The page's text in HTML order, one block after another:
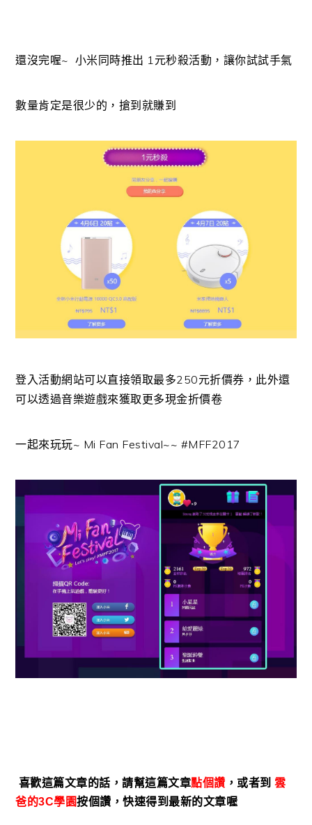
還沒完喔~ 小米同時推出 1元秒殺活動，讓你試試手氣
數量肯定是很少的，搶到就賺到
登入活動網站可以直接領取最多250元折價券，此外還
可以透過音樂遊戲來獲取更多現金折價卷
一起來玩玩~ Mi Fan Festival~~ #MFF2017
喜歡這篇文章的話，請幫這篇文章點個讚 ，或者到 雲
爸的3C學園按個讚，快速得到最新的文章喔